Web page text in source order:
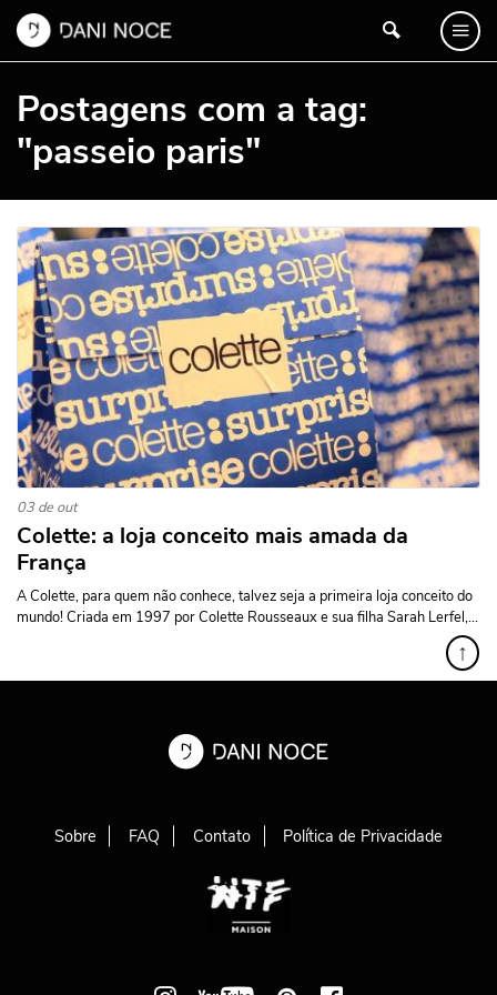
Postagens com a tag:
"passeio paris"
03 de out
Colette: a loja conceito mais amada da
França
A Colette, para quem não conhece, talvez seja a primeira loja conceito do
mundo! Criada em 1997 por Colette Rousseaux e sua filha Sarah Lerfel,...
↑
Sobre FAQ Contato Política de Privacidade